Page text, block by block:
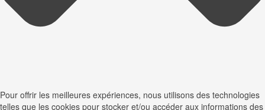
Pour offrir les meilleures expériences, nous utilisons des technologies
telles que les cookies pour stocker et/ou accéder aux informations des